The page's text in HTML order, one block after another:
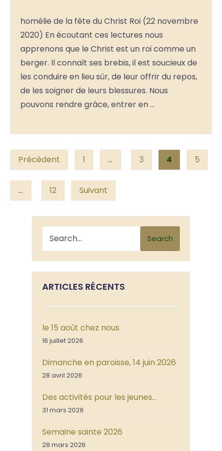
homélie de la fête du Christ Roi (22 novembre
2020) En écoutant ces lectures nous
apprenons que le Christ est un roi comme un
berger. Il connaît ses brebis, il est soucieux de
les conduire en lieu sûr, de leur offrir du repos,
de les soigner de leurs blessures. Nous
pouvons rendre grâce, entrer en …
Posts
pagination
Précédent 1 … 3 4 5
… 12 Suivant
Search
ARTICLES RÉCENTS
le 15 août chez nous
16 juillet 2026
Dimanche en paroisse, 14 juin 2026
28 avril 2026
Des activités pour les jeunes…
31 mars 2026
Semaine sainte 2026
28 mars 2026